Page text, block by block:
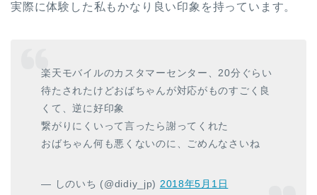
実際に体験した私もかなり良い印象を持っています。
楽天モバイルのカスタマーセンター、20分ぐらい
待たされたけどおばちゃんが対応がものすごく良
くて、逆に好印象
繋がりにくいって言ったら謝ってくれた
おばちゃん何も悪くないのに、ごめんなさいね
— しのいち (@didiy_jp) 2018年5月1日